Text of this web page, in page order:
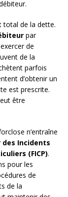
total de la dette.
par
de
de la
parfois
d’obtenir un
est prescrite.
être
n’entraîne
des Incidents
(FICP).
pour les
de
de la